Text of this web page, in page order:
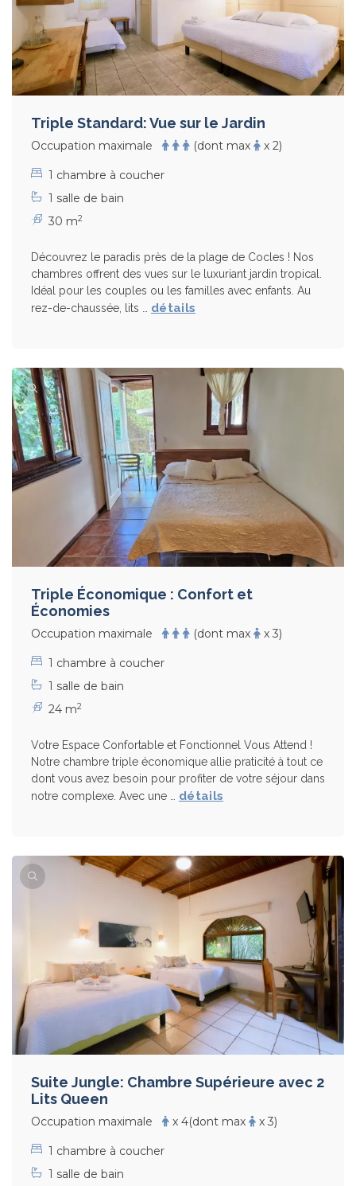
Triple Standard: Vue sur le Jardin
Occupation maximale (dont max x 2)
1 chambre à coucher
1 salle de bain
30 m2
Découvrez le paradis près de la plage de Cocles ! Nos
chambres offrent des vues sur le luxuriant jardin tropical.
Idéal pour les couples ou les familles avec enfants. Au
rez-de-chaussée, lits … détails
Triple Économique : Confort et
Économies
Occupation maximale (dont max x 3)
1 chambre à coucher
1 salle de bain
24 m2
Votre Espace Confortable et Fonctionnel Vous Attend !
Notre chambre triple économique allie praticité à tout ce
dont vous avez besoin pour profiter de votre séjour dans
notre complexe. Avec une … détails
Suite Jungle: Chambre Supérieure avec 2
Lits Queen
Occupation maximale x 4(dont max x 3)
1 chambre à coucher
1 salle de bain